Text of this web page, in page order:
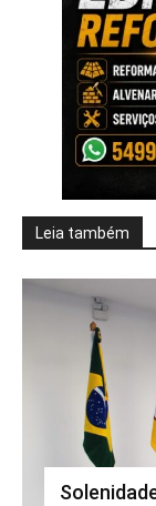
Leia também